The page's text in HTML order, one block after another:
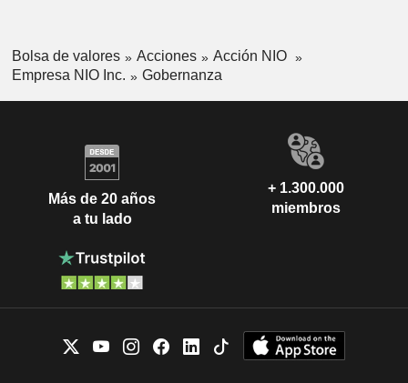
Bolsa de valores Acciones
Acción NIO
Empresa NIO Inc.
Gobernanza
Más de 20 años
a tu lado
+ 1.300.000
miembros